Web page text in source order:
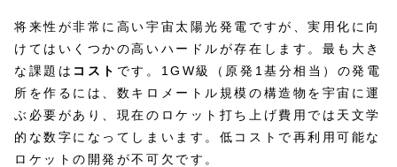
将来性が非常に高い宇宙太陽光発電ですが、実用化に向
けてはいくつかの高いハードルが存在します。最も大き
な課題は コスト です。1GW級（原発1基分相当）の発電
所を作るには、数キロメートル規模の構造物を宇宙に運
ぶ必要があり、現在のロケット打ち上げ費用では天文学
的な数字になってしまいます。低コストで再利用可能な
ロケットの開発が不可欠です。